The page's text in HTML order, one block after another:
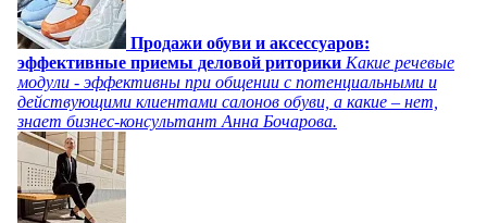
Продажи обуви и аксессуаров:
эффективные приемы деловой риторики Какие речевые
модули - эффективны при общении с потенциальными и
действующими клиентами салонов обуви, а какие – нет,
знает бизнес-консультант Анна Бочарова.